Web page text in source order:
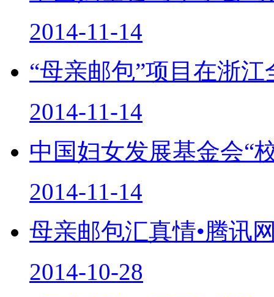
2014-11-14
“母亲邮包”项目在浙江
2014-11-14
中国妇女发展基金会“
2014-11-14
母亲邮包汇真情•腾讯
2014-10-28